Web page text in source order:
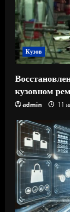
Кузов
кузовном
admin 11